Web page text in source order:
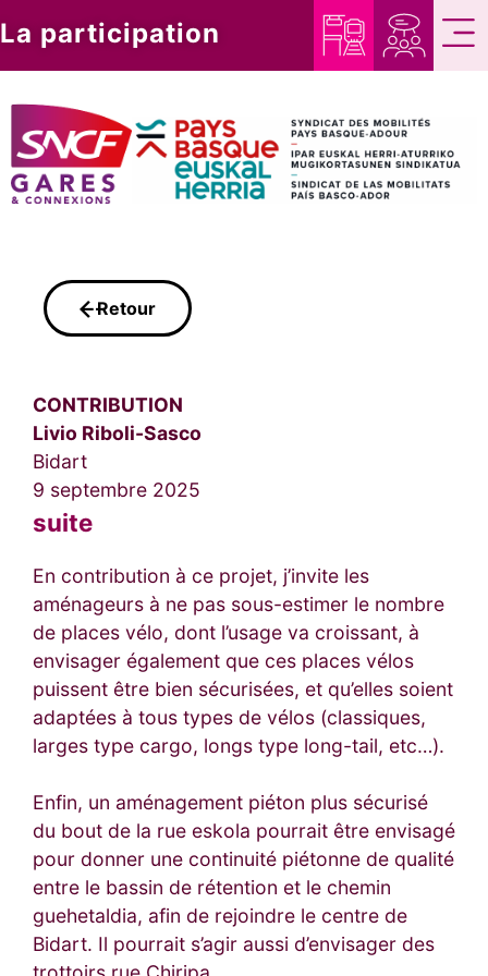
La participation
Retour
CONTRIBUTION
Livio Riboli-Sasco
Bidart
9 septembre 2025
suite
En contribution à ce projet, j’invite les
aménageurs à ne pas sous-estimer le nombre
de places vélo, dont l’usage va croissant, à
envisager également que ces places vélos
puissent être bien sécurisées, et qu’elles soient
adaptées à tous types de vélos (classiques,
larges type cargo, longs type long-tail, etc…).
Enfin, un aménagement piéton plus sécurisé
du bout de la rue eskola pourrait être envisagé
pour donner une continuité piétonne de qualité
entre le bassin de rétention et le chemin
guehetaldia, afin de rejoindre le centre de
Bidart. Il pourrait s’agir aussi d’envisager des